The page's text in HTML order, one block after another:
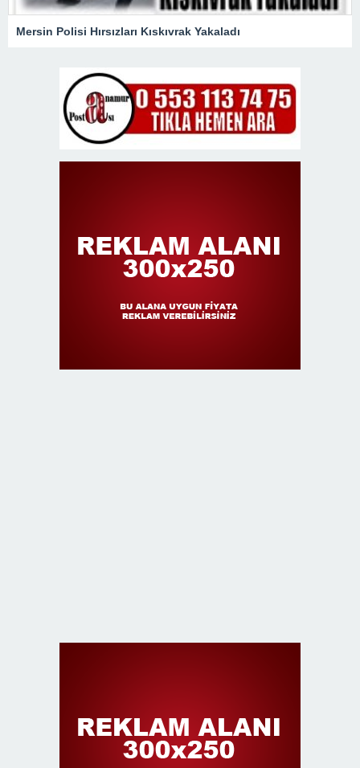
Mersin Polisi Hırsızları Kıskıvrak Yakaladı